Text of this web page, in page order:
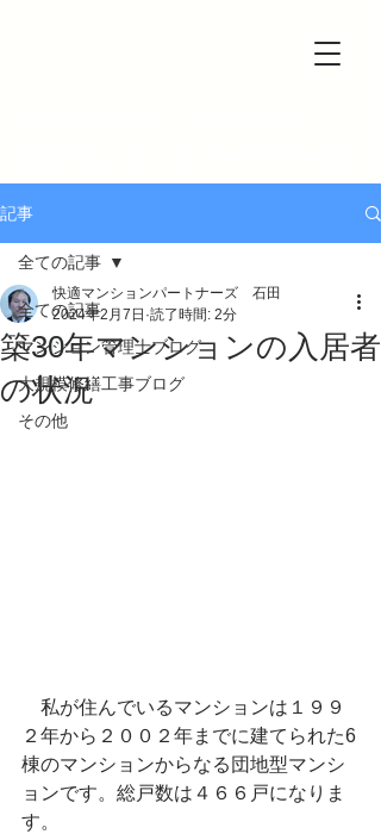
記事
全ての記事
マンション管理士ブログ
大規模修繕工事ブログ
その他
全ての記事
築30年マンションの入居者
の状況
快適マンションパートナーズ 石田
2024年2月7日 読了時間: 2分
私が住んでいるマンションは１９９
２年から２００２年までに建てられた6
棟のマンションからなる団地型マンシ
ョンです。総戸数は４６６戸になりま
す。